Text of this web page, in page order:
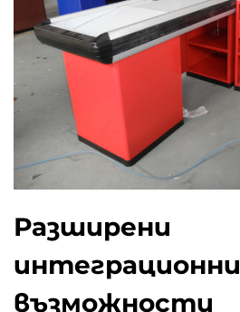
Разширени
интеграционни
възможности